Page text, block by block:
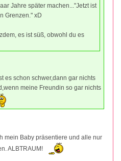
Jahre später machen..."Jetzt ist
Grenzen." xD
es ist süß, obwohl du es
es schon schwer,dann gar nichts
meine Freundin so gar nichts
mein Baby präsentiere und alle nur
ALBTRAUM!